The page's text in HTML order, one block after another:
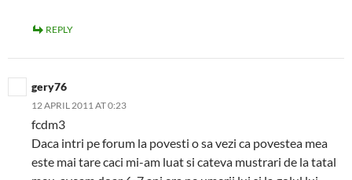
REPLY
gery76
12 APRIL 2011 AT 0:23
fcdm3
Daca intri pe forum la povesti o sa vezi ca povestea mea
este mai tare caci mi-am luat si cateva mustrari de la tatal